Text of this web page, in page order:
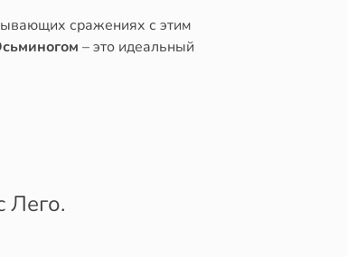
сражениях с этим
– это идеальный
Лего.